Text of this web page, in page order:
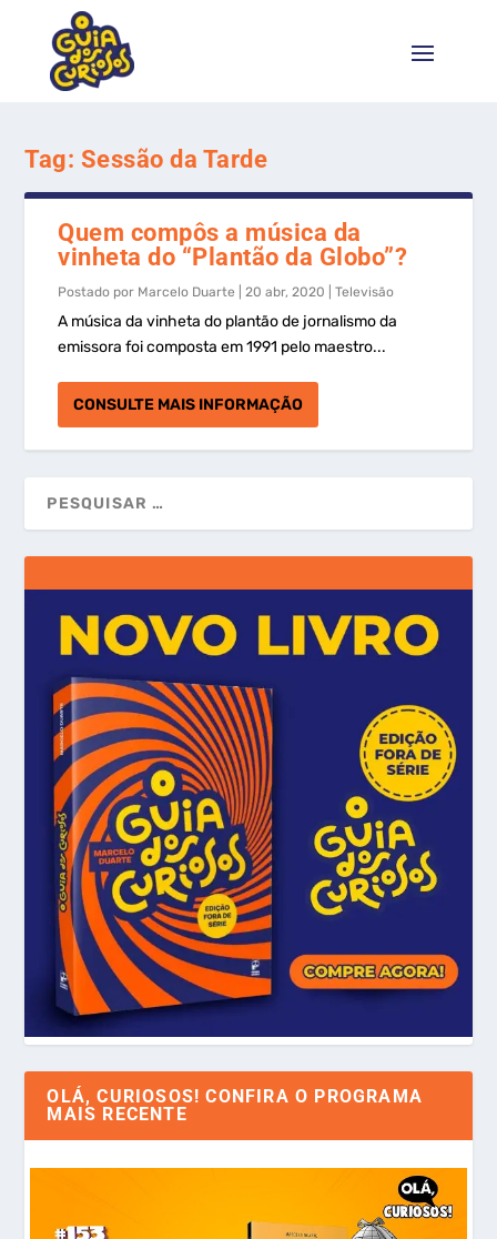
Tag: Sessão da Tarde
Quem compôs a música da
vinheta do “Plantão da Globo”?
Postado por Marcelo Duarte |20 abr, 2020 |Televisão
A música da vinheta do plantão de jornalismo da
emissora foi composta em 1991 pelo maestro...
CONSULTE MAIS INFORMAÇÃO
OLÁ, CURIOSOS! CONFIRA O PROGRAMA
MAIS RECENTE